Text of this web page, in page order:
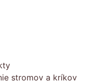
stromov a kríkov